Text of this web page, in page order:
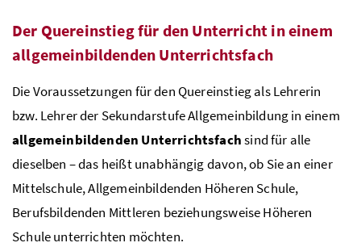
Der Quereinstieg für den Unterricht in einem
allgemeinbildenden Unterrichtsfach
Die Voraussetzungen für den Quereinstieg als Lehrerin
bzw. Lehrer der Sekundarstufe Allgemeinbildung in einem
allgemeinbildenden Unterrichtsfachsind für alle
dieselben – das heißt unabhängig davon, ob Sie an einer
Mittelschule, Allgemeinbildenden Höheren Schule,
Berufsbildenden Mittleren beziehungsweise Höheren
Schule unterrichten möchten.